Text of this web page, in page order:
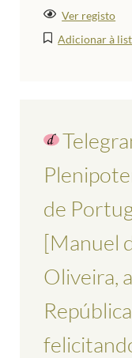
Ver registo
Adicionar à
de
[Manuel
Oliveira,